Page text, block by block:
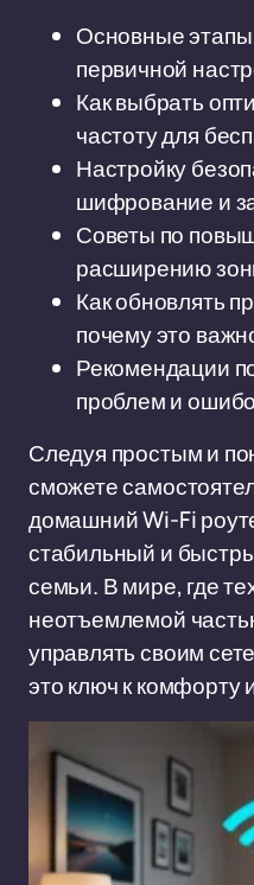
Основные
первичной
Как выбрать
частоту для
Настройку
шифрование и
Советы по
расширению
Как обновлять
почему это
Рекомендации
проблем и
Следуя простым и
сможете
домашний Wi-Fi
стабильный и
семьи. В мире, где
неотъемлемой
управлять своим
это ключ к комфорту